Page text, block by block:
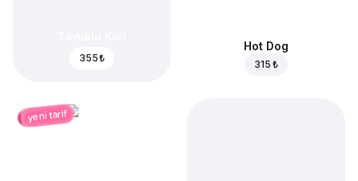
355 ₺
Hot Dog
315 ₺
yeni tarif